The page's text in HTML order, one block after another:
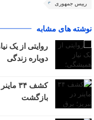
رییس جمهوری
نوشته های مشابه
روایتی از یک
دوباره زندگی
بازگشت